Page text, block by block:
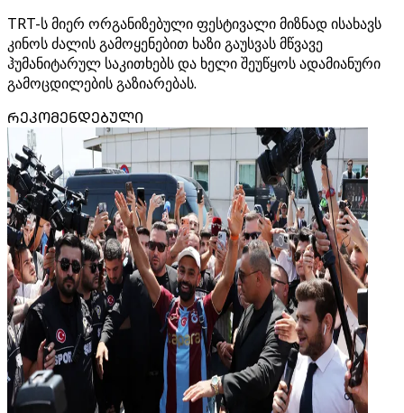
TRT-ს მიერ ორგანიზებული ფესტივალი მიზნად ისახავს
კინოს ძალის გამოყენებით ხაზი გაუსვას მწვავე
ჰუმანიტარულ საკითხებს და ხელი შეუწყოს ადამიანური
გამოცდილების გაზიარებას.
ᲠᲔᲙᲝᲛᲔᲜᲓᲔᲑᲣᲚᲘ